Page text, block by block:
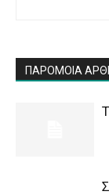
ΠΑΡΟΜΟΙΑ